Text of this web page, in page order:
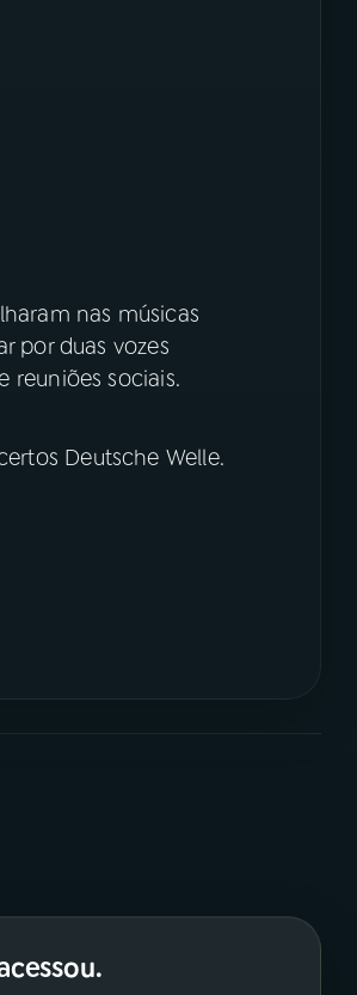
nas músicas
por duas vozes
reuniões sociais.
Deutsche Welle.